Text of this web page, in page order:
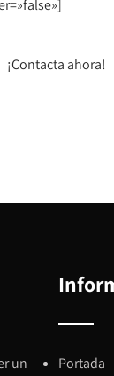
¡Contacta ahora!
un
Portada